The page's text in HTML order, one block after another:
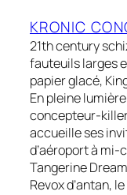
KRONIC
21th century
fauteuils larges
papier glacé,
En pleine
concepteur-
accueille ses
d’aéroport à mi-
Tangerine
Revox d’antan,